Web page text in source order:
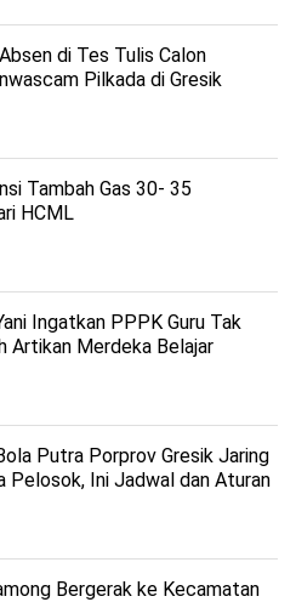
di Tes Tulis Calon
Pilkada di Gresik
Tambah Gas 30- 35
HCML
Ingatkan PPPK Guru Tak
Artikan Merdeka Belajar
Putra Porprov Gresik Jaring
Pelosok, Ini Jadwal dan Aturan
Bergerak ke Kecamatan